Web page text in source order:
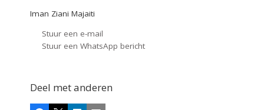
Iman Ziani Majaiti
Stuur een e-mail
Stuur een WhatsApp bericht
Deel met anderen